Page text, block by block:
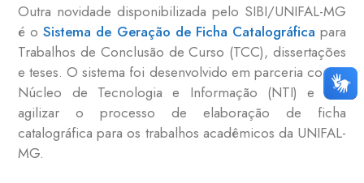
Outra novidade disponibilizada pelo SIBI/UNIFAL-MG
é oSistema de Geração de Ficha Catalográfica para
Trabalhos de Conclusão de Curso (TCC), dissertações
e teses. O sistema foi desenvolvido em parceria com o
Núcleo de Tecnologia e Informação (NTI) e visa
agilizar o processo de elaboração de ficha
catalográfica para os trabalhos acadêmicos da UNIFAL-
MG.